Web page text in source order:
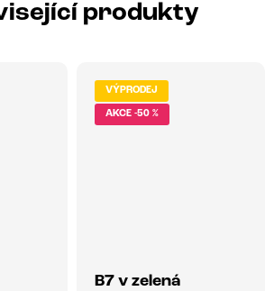
produkty
VÝPRODEJ
-50 %
B7 v zelená